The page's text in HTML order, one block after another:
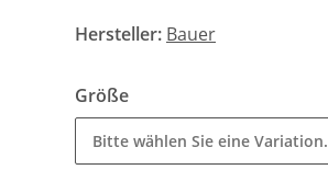
Hersteller: Bauer
Größe
Bitte wählen Sie eine Variation.